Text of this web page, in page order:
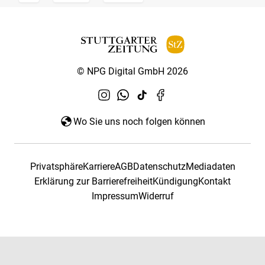
© NPG Digital GmbH 2026
Wo Sie uns noch folgen können
PrivatsphäreKarriereAGBDatenschutzMediadaten
Erklärung zur BarrierefreiheitKündigungKontakt
ImpressumWiderruf